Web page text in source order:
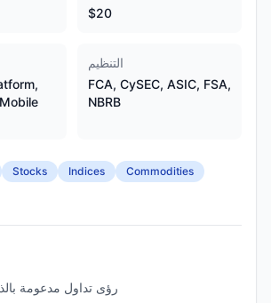
$20
التنظيم
FCA, CySEC, ASIC, FSA,
NBRB
Stocks Indices
Commodities
رؤى تداول مدعومة